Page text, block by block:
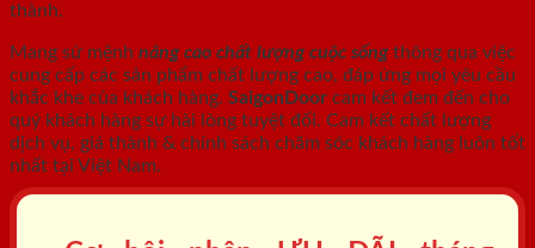
thành.
Mang sứ mệnh nâng cao chất lượng cuộc sống thông qua việc
cung cấp các sản phẩm chất lượng cao, đáp ứng mọi yêu cầu
khắc khe của khách hàng. SaigonDoor cam kết đem đến cho
quý khách hàng sự hài lòng tuyệt đối. Cam kết chất lượng
dịch vụ, giá thành & chính sách chăm sóc khách hàng luôn tốt
nhất tại Việt Nam.